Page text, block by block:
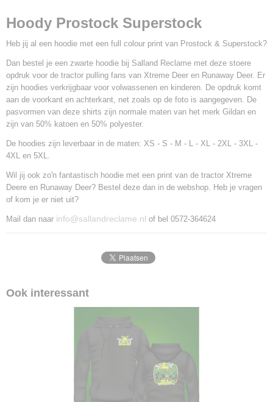
Hoody Prostock Superstock
Heb jij al een hoodie met een full colour print van Prostock & Superstock?
Dan bestel je een zwarte hoodie bij Salland Reclame met deze stoere
opdruk voor de tractor pulling fans van Xtreme Deer en Runaway Deer. Er
zijn hoodies verkrijgbaar voor volwassenen en kinderen. De opdruk komt
aan de voorkant en achterkant, net zoals op de foto is aangegeven. De
pasvormen van deze shirts zijn normale maten van het merk Gildan en
zijn van 50% katoen en 50% polyester.
De hoodies zijn leverbaar in de maten: XS - S - M - L - XL - 2XL - 3XL -
4XL en 5XL.
Wil jij ook zo'n fantastisch hoodie met een print van de tractor Xtreme
Deere en Runaway Deer? Bestel deze dan in de webshop. Heb je vragen
of kom je er niet uit?
Mail dan naar info@sallandreclame.nl of bel 0572-364624
Ook interessant